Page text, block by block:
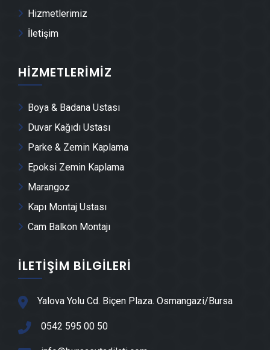
Ataevler Dolap & Mobilya İmalatı
Ataevler Dış Cephe Kaplama Ustası
Ataevler Duvar Çıtası Ustası
Ataevler Havuz Yapımı
Ataevler Cam Montajı
Ataevler Ayna Montajı
Ataevler Hafriyat & Moloz Atımı
Hizmetlerimiz
İletişim
HIZMETLERIMIZ
Boya & Badana Ustası
Duvar Kağıdı Ustası
Parke & Zemin Kaplama
Epoksi Zemin Kaplama
Marangoz
Kapı Montaj Ustası
Cam Balkon Montajı
İLETIŞIM BILGILERI
Yalova Yolu Cd. Biçen Plaza. Osmangazi/Bursa
0542 595 00 50